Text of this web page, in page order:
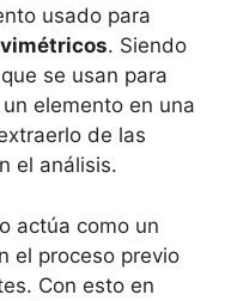
usado para
. Siendo
se usan para
elemento en una
de las
el análisis.
actúa como un
el proceso previo
Con esto en